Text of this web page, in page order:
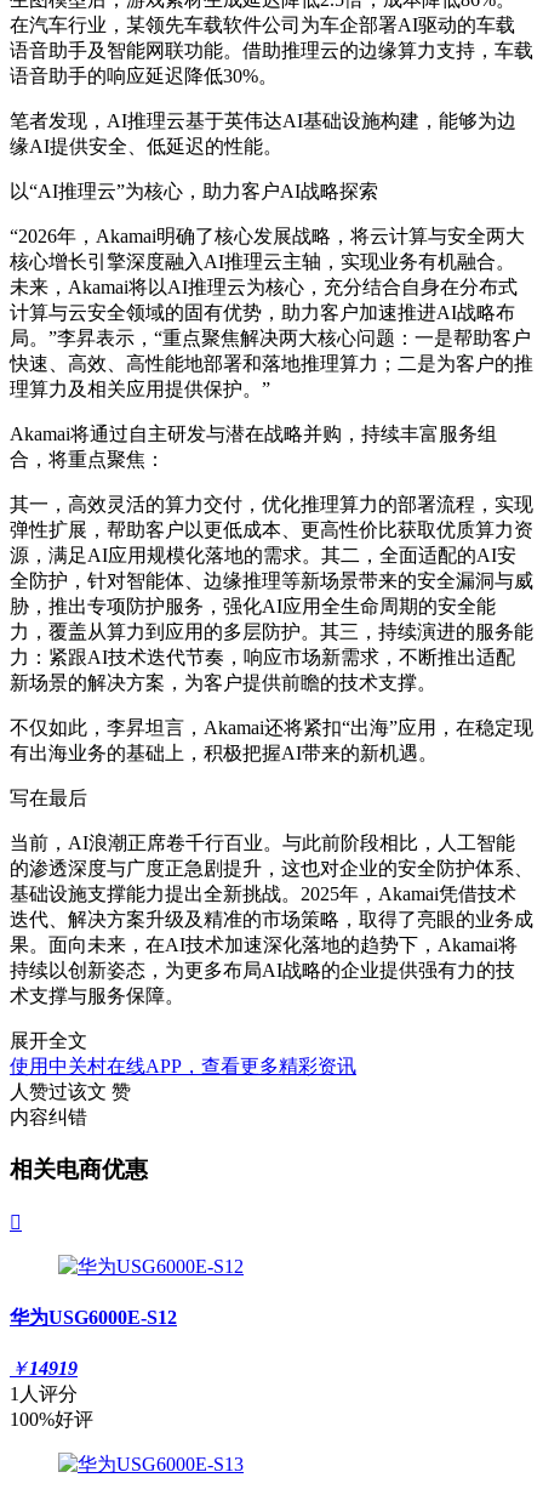
在汽车行业，某领先车载软件公司为车企部署AI驱动的车载
语音助手及智能网联功能。借助推理云的边缘算力支持，车载
语音助手的响应延迟降低30%。
笔者发现， AI推理云基于英伟达AI基础设施构建，能够为边
缘AI提供安全、低延迟的性能。
以“AI推理云”为核心，助力客户AI战略探索
“2026年，Akamai明确了核心发展战略，将云计算与安全两大
核心增长引擎深度融入AI推理云主轴，实现业务有机融合。
未来，Akamai将以AI推理云为核心，充分结合自身在分布式
计算与云安全领域的固有优势，助力客户加速推进AI战略布
局。”李昇表示，“重点聚焦解决两大核心问题：一是帮助客户
快速、高效、高性能地部署和落地推理算力；二是为客户的推
理算力及相关应用提供保护。 ”
Akamai将通过自主研发与潜在战略并购，持续丰富服务组
合，将重点聚焦：
其一，高效灵活的算力交付，优化推理算力的部署流程，实现
弹性扩展，帮助客户以更低成本、更高性价比获取优质算力资
源，满足AI应用规模化落地的需求。其二，全面适配的AI安
全防护，针对智能体、边缘推理等新场景带来的安全漏洞与威
胁，推出专项防护服务，强化AI应用全生命周期的安全能
力，覆盖从算力到应用的多层防护。其三，持续演进的服务能
力：紧跟AI技术迭代节奏，响应市场新需求，不断推出适配
新场景的解决方案，为客户提供前瞻的技术支撑。
不仅如此， 李昇坦言， Akamai还将紧扣“出海”应用，在稳定现
有出海业务的基础上，积极把握AI带来的新机遇。
写在最后
当前，AI浪潮正席卷千行百业。与此前阶段相比，人工智能
的渗透深度与广度正急剧提升，这也对企业的安全防护体系、
基础设施支撑能力提出全新挑战。2025年，Akamai凭借技术
迭代、解决方案升级及精准的市场策略，取得了亮眼的业务成
果。面向未来，在AI技术加速深化落地的趋势下，Akamai将
持续以创新姿态，为更多布局AI战略的企业提供强有力的技
术支撑与服务保障。
展开全文
使用中关村在线APP，查看更多精彩资讯
人赞过该文 赞
内容纠错
相关电商优惠

华为USG6000E-S12
￥14919
1人评分
100%好评